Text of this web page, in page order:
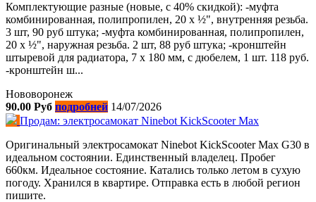
Комплектующие разные (новые, с 40% скидкой): -муфта
комбинированная, полипропилен, 20 х ½", внутренняя резьба.
3 шт, 90 руб штука; -муфта комбинированная, полипропилен,
20 х ½", наружная резьба. 2 шт, 88 руб штука; -кронштейн
штыревой для радиатора, 7 х 180 мм, с дюбелем, 1 шт. 118 руб.
-кронштейн ш...
Нововоронеж
90.00 Руб подробней 14/07/2026
Продам: электросамокат Ninebot KickScooter Max
Оригинальный электросамокат Ninebot KickScooter Max G30 в
идеальном состоянии. Единственный владелец. Пробег
660км. Идеальное состояние. Катались только летом в сухую
погоду. Хранился в квартире. Отправка есть в любой регион
пишите.